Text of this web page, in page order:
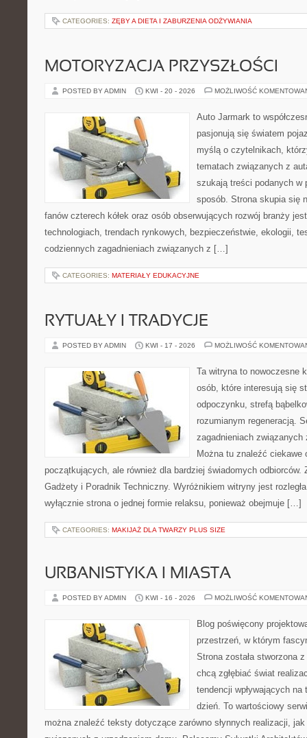
CATEGORIES: ZĘBY A DIETA I ZABURZENIA ODŻYWIANIA
MOTORYZACJA PRZYSZŁOŚCI
POSTED BY ADMIN KWI - 20 - 2026 MOŻLIWOŚĆ
Auto Jarmark to
pasjonują się światem
myślą o czytelnikach,
tematach związanych z
szukają treści podanych w
sposób. Strona skupia się
fanów czterech kółek oraz osób obserwujących rozwój branży
technologiach, trendach rynkowych, bezpieczeństwie, ekologii,
codziennych zagadnieniach związanych z […]
CATEGORIES: MATERIAŁY EDUKACYJNE
RYTUAŁY I TRADYCJE
POSTED BY ADMIN KWI - 17 - 2026 MOŻLIWOŚĆ
Ta witryna to nowoczesne
osób, które interesują się
odpoczynku, strefą
rozumianym regeneracją.
zagadnieniach
Można tu znaleźć ciekawe
początkujących, ale również dla bardziej świadomych odbiorców.
Gadżety i Poradnik Techniczny. Wyróżnikiem witryny jest
wyłącznie strona o jednej formie relaksu, ponieważ obejmuje […]
CATEGORIES: MAKIJAŻ DLA TWARZY PLUS SIZE
URBANISTYKA I MIASTA
POSTED BY ADMIN KWI - 16 - 2026 MOŻLIWOŚĆ
Blog poświęcony
przestrzeń, w którym
Strona została stworzona
chcą zgłębiać świat
tendencji wpływających
dzień. To wartościowy
można znaleźć teksty dotyczące zarówno słynnych realizacji,